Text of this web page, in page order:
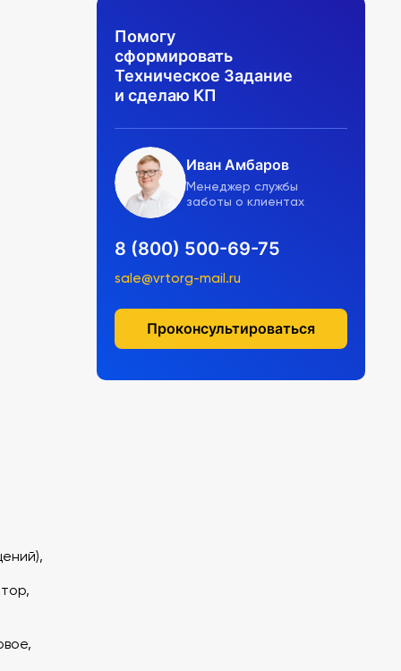
Помогу
сформировать
Техническое Задание
и сделаю КП
Иван Амбаров
Менеджер службы
заботы о клиентах
8 (800) 500-69-75
sale@vrtorg-mail.ru
Проконсультироваться